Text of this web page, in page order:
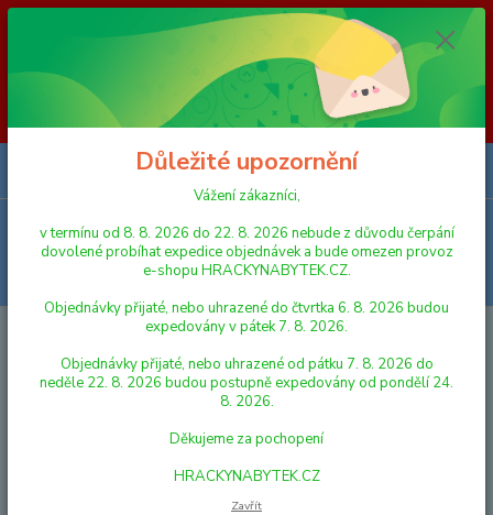
Vážení zákazníci, v termínu od 8. 8. 2026 do 23. 8. 2026 nebude z
důvodu čerpání dovolené probíhat expedice objednávek a bude omezen
provoz e-shopu HRACKYNABYTEK.CZ. Objednávky přijaté, nebo
uhrazené do čtvrtka 6. 8. 2026 budou expedovány v pátek 7. 8. 2026.
Objednávky přijaté, nebo uhrazené od pátku 7. 8. 2026 do neděle 23. 8.
2026 budou postupně expedovány od pondělí 24. 8. 2026. Děkujeme za
pochopení HRACKYNABYTEK.CZ
ALBI KOUZELNÉ ČTENÍ
Albi Kouzelné čtení KNIHA ŠPANĚLSKÝ
Albi Kouzelné čtení KNIHA
ŠPANĚLSKÝ OBRÁZKOVÝ
Důležité upozornění
Vážení zákazníci,
v termínu od 8. 8. 2026 do 22. 8. 2026 nebude z důvodu čerpání
dovolené probíhat expedice objednávek a bude omezen provoz
e-shopu HRACKYNABYTEK.CZ.
Objednávky přijaté, nebo uhrazené do čtvrtka 6. 8. 2026 budou
expedovány v pátek 7. 8. 2026.
Objednávky přijaté, nebo uhrazené od pátku 7. 8. 2026 do
neděle 22. 8. 2026 budou postupně expedovány od pondělí 24.
8. 2026.
Děkujeme za pochopení
HRACKYNABYTEK.CZ
Zavřít